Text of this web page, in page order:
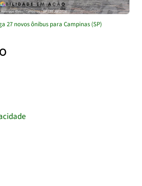
27 novos ônibus para Campinas (SP)